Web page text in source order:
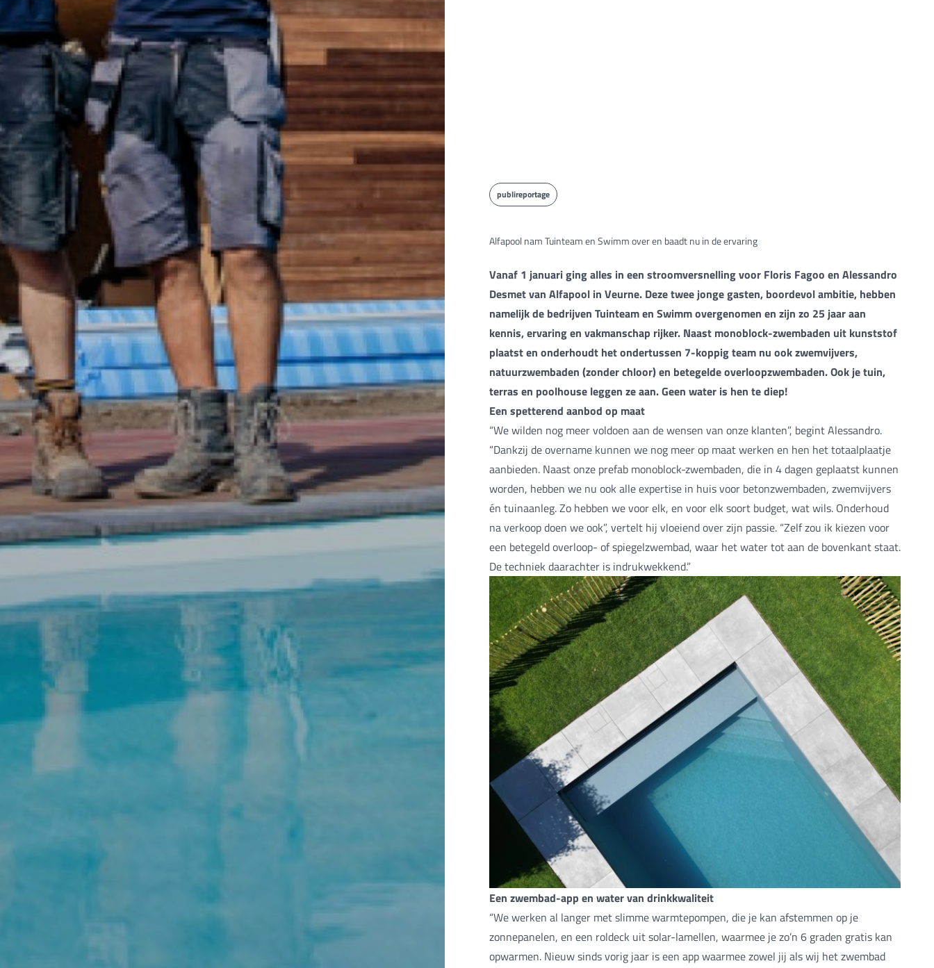
publireportage
Alfapool nam Tuinteam en Swimm over en baadt nu in de ervaring
Vanaf 1 januari ging alles in een stroomversnelling voor Floris Fagoo en Alessandro
Desmet van Alfapool in Veurne. Deze twee jonge gasten, boordevol ambitie, hebben
namelijk de bedrijven Tuinteam en Swimm overgenomen en zijn zo 25 jaar aan
kennis, ervaring en vakmanschap rijker. Naast monoblock-zwembaden uit kunststof
plaatst en onderhoudt het ondertussen 7-koppig team nu ook zwemvijvers,
natuurzwembaden (zonder chloor) en betegelde overloopzwembaden. Ook je tuin,
terras en poolhouse leggen ze aan. Geen water is hen te diep!
Een spetterend aanbod op maat
“We wilden nog meer voldoen aan de wensen van onze klanten”, begint Alessandro.
“Dankzij de overname kunnen we nog meer op maat werken en hen het totaalplaatje
aanbieden. Naast onze prefab monoblock-zwembaden, die in 4 dagen geplaatst kunnen
worden, hebben we nu ook alle expertise in huis voor betonzwembaden, zwemvijvers
én tuinaanleg. Zo hebben we voor elk, en voor elk soort budget, wat wils. Onderhoud
na verkoop doen we ook”, vertelt hij vloeiend over zijn passie. “Zelf zou ik kiezen voor
een betegeld overloop- of spiegelzwembad, waar het water tot aan de bovenkant staat.
De techniek daarachter is indrukwekkend.”
Een zwembad-app en water van drinkkwaliteit
“We werken al langer met slimme warmtepompen, die je kan afstemmen op je
zonnepanelen, en een roldeck uit solar-lamellen, waarmee je zo’n 6 graden gratis kan
opwarmen. Nieuw sinds vorig jaar is een app waarmee zowel jij als wij het zwembad